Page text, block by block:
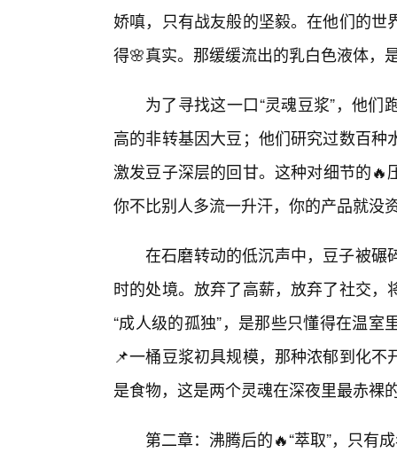
娇嗔，只有战友般的坚毅。在他们的
得🌸真实。那缓缓流出的乳白色液体，
为了寻找这一口“灵魂豆浆”，他
高的非转基因大豆；他们研究过数百
激发豆子深层的回甘。这种对细节的
你不比别人多流一升汗，你的产品就没
在石磨转动的低沉声中，豆子被碾
时的处境。放弃了高薪，放弃了社交
“成人级的孤独”，是那些只懂得在温
📌一桶豆浆初具规模，那种浓郁到化
是食物，这是两个灵魂在深夜里最赤裸
第二章：沸腾后的🔥“萃取”，只有